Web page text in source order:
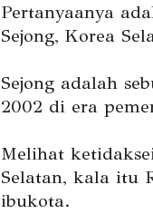
Pertanyaanya
Sejong, Korea
Sejong adalah
2002 di era
Melihat
Selatan, kala itu
ibukota.